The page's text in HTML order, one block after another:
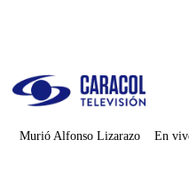
Murió Alfonso Lizarazo En